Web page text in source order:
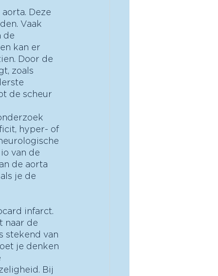
Deze
Vaak
de
kan er
Door de
zoals
de scheur
hyper- of
van de
de aorta
je de
infarct.
naar de
stekend van
je denken
Bij